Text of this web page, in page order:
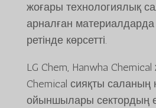
жоғары технологиялық
арналған
ретінде көрсетті.
LG Chem, Hanwha
Chemical сияқты саланың
ойыншылары сектордың